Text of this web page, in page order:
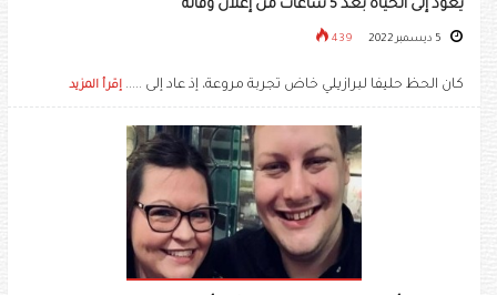
يعود إلى الحياة بعد 5 ساعات من إعلان وفاته
439
كان الحظ حليفا لبرازيلي خاض تجربة مروعة، إذ عاد إلى ..... إقرأ المزيد